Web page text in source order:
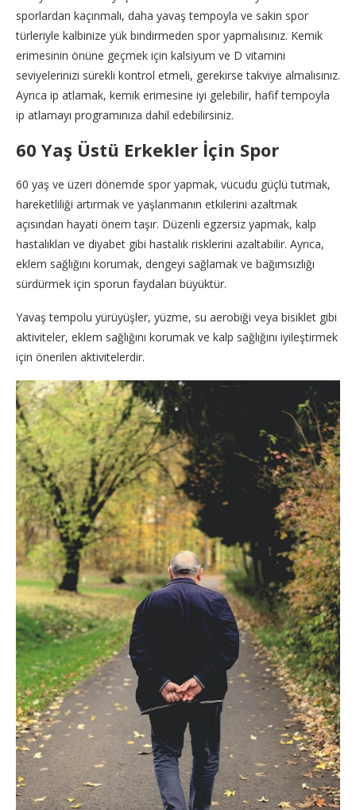
sporlardan kaçınmalı, daha yavaş tempoyla ve sakin spor
türleriyle kalbinize yük bindirmeden spor yapmalısınız. Kemik
erimesinin önüne geçmek için kalsiyum ve D vitamini
seviyelerinizi sürekli kontrol etmeli, gerekirse takviye almalısınız.
Ayrıca ip atlamak, kemik erimesine iyi gelebilir, hafif tempoyla
ip atlamayı programınıza dahil edebilirsiniz.
60 Yaş Üstü Erkekler İçin Spor
60 yaş ve üzeri dönemde spor yapmak, vücudu güçlü tutmak,
hareketliliği artırmak ve yaşlanmanın etkilerini azaltmak
açısından hayati önem taşır. Düzenli egzersiz yapmak, kalp
hastalıkları ve diyabet gibi hastalık risklerini azaltabilir. Ayrıca,
eklem sağlığını korumak, dengeyi sağlamak ve bağımsızlığı
sürdürmek için sporun faydaları büyüktür.
Yavaş tempolu yürüyüşler, yüzme, su aerobiği veya bisiklet gibi
aktiviteler, eklem sağlığını korumak ve kalp sağlığını iyileştirmek
için önerilen aktivitelerdir.